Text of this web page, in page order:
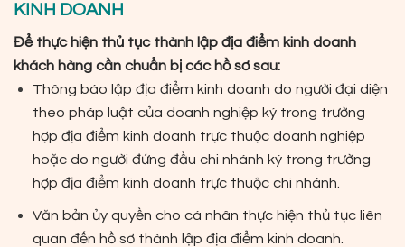
KINH DOANH
Để thực hiện thủ tục thành lập địa điểm kinh doanh
khách hàng cần chuẩn bị các hồ sơ sau:
Thông báo lập địa điểm kinh doanh do người đại diện
theo pháp luật của doanh nghiệp ký trong trường
hợp địa điểm kinh doanh trực thuộc doanh nghiệp
hoặc do người đứng đầu chi nhánh ký trong trường
hợp địa điểm kinh doanh trực thuộc chi nhánh.
Văn bản ủy quyền cho cá nhân thực hiện thủ tục liên
quan đến hồ sơ thành lập địa điểm kinh doanh.